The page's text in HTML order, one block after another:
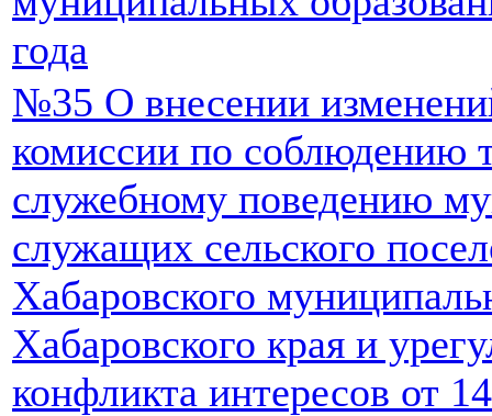
года
№35 О внесении
комиссии по соблюдению
служебному поведению
служащих сельского
Хабаровского
Хабаровского края и
конфликта интересов от